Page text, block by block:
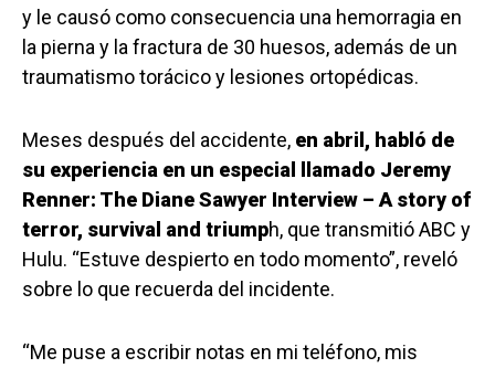
y le causó como consecuencia una hemorragia en
la pierna y la fractura de 30 huesos, además de un
traumatismo torácico y lesiones ortopédicas.
Meses después del accidente, en abril, habló de
su experiencia en un especial llamado Jeremy
Renner: The Diane Sawyer Interview – A story of
terror, survival and triumph, que transmitió ABC y
Hulu. “Estuve despierto en todo momento”, reveló
sobre lo que recuerda del incidente.
“Me puse a escribir notas en mi teléfono, mis